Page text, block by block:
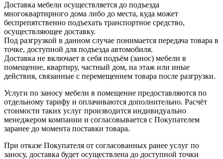
Доставка мебели осуществляется до подъезда
многоквартирного дома либо до места, куда может
беспрепятственно подъехать транспортное средство,
осуществляющее доставку.
Под разгрузкой в данном случае понимается передача товара в
точке, доступной для подъезда автомобиля.
Доставка не включает в себя подъём (занос) мебели в
помещение, квартиру, частный дом, на этаж или иные
действия, связанные с перемещением товара после разгрузки.
Услуги по заносу мебели в помещение предоставляются по
отдельному тарифу и оплачиваются дополнительно. Расчёт
стоимости таких услуг производится индивидуально
менеджером компании и согласовывается с Покупателем
заранее до момента поставки товара.
При отказе Покупателя от согласованных ранее услуг по
заносу, доставка будет осуществлена до доступной точки